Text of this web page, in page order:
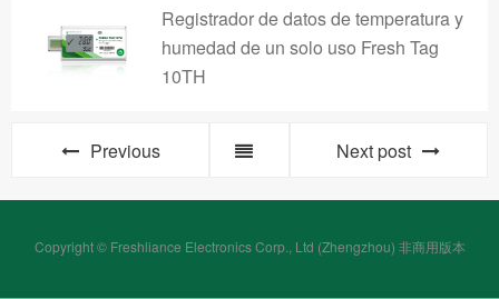
Registrador de datos de temperatura y
humedad de un solo uso Fresh Tag
10TH
Previous Next post
Copyright © Freshliance Electronics Corp., Ltd (Zhengzhou) 非商用版本